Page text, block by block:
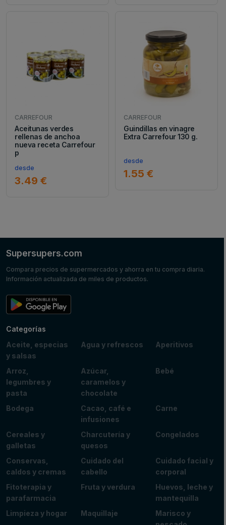
CARREFOUR
Aceitunas verdes
rellenas de anchoa
nueva receta Carrefour
p
desde
3.49 €
CARREFOUR
Guindillas en vinagre
Extra Carrefour 130 g.
desde
1.55 €
Supersupers.com
Compara precios de supermercados y ahorra en tu compra diaria.
Información actualizada de miles de productos.
Categorías
Aceite, especias
y salsas
Agua y refrescos Aperitivos
Arroz,
legumbres y
pasta
Azúcar,
caramelos y
chocolate
Bebé
Bodega
Cacao, café e
infusiones
Carne
Cereales y
galletas
Charcutería y
quesos
Congelados
Conservas,
caldos y cremas
Cuidado del
cabello
Cuidado facial y
corporal
Fitoterapia y
parafarmacia
Fruta y verdura
Huevos, leche y
mantequilla
Limpieza y hogar
Maquillaje
Marisco y